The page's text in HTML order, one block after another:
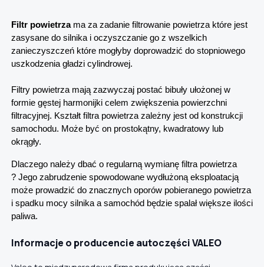
Filtr powietrzama za zadanie filtrowanie powietrza które jest
zasysane do silnika i oczyszczanie go z wszelkich
zanieczyszczeń które mogłyby doprowadzić do stopniowego
uszkodzenia gładzi cylindrowej.
Filtry powietrza mają zazwyczaj postać bibuły ułożonej w
formie gęstej harmonijki celem zwiększenia powierzchni
filtracyjnej. Kształt filtra powietrza zależny jest od konstrukcji
samochodu. Może być on prostokątny, kwadratowy lub
okrągły.
Dlaczego należy dbać o regularną wymianę filtra powietrza
? Jego zabrudzenie spowodowane wydłużoną eksploatacją
może prowadzić do znacznych oporów pobieranego powietrza
i spadku mocy silnika a samochód będzie spalał większe ilości
paliwa.
Informacje o producencie autoczęści VALEO